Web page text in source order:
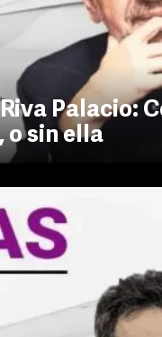
Palacio:
o sin ella